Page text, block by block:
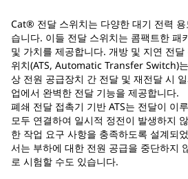
Cat® 전달 스위치는 다양한 대기 전력
습니다. 이들 전달 스위치는 콤팩트한 패
및 가치를 제공합니다. 개방 및 지연 전
위치(ATS, Automatic Transfer Switch)
상 전원 공급장치 간 전달 및 재전달 시
업에서 완벽한 전달 기능을 제공합니다.
폐쇄 전달 접촉기 기반 ATS는 전달이 이
모두 연결하여 일시적 정전이 발생하지
한 작업 요구 사항을 충족하도록 설계되
서는 부하에 대한 전원 공급을 중단하지
로 시험할 수도 있습니다.